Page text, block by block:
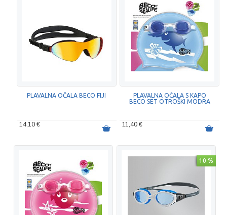
PLAVALNA OČALA BECO FIJI
14,10 €
PLAVALNA OČALA S KAPO
BECO SET OTROŠKI MODRA
11,40 €
10 %